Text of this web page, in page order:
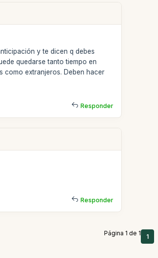
y te dicen q debes
quedarse tanto tiempo en
como extranjeros. Deben hacer
Responder
Responder
Página 1 de 1 1